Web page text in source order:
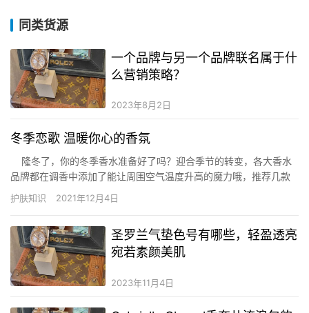
同类货源
一个品牌与另一个品牌联名属于什
么营销策略？
2023年8月2日
冬季恋歌 温暖你心的香氛
隆冬了，你的冬季香水准备好了吗？迎合季节的转变，各大香水
品牌都在调香中添加了能让周围空气温度升高的魔力哦，推荐几款
冬季新香，看看这个冬天我们可以把哪些温暖的自然味道“裹”上身？
…
护肤知识 2021年12月4日
圣罗兰气垫色号有哪些，轻盈透亮
宛若素颜美肌
2023年11月4日